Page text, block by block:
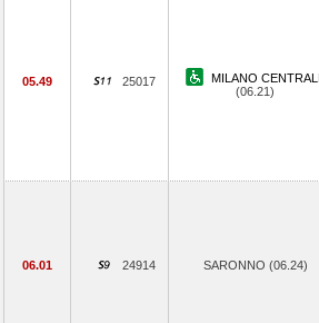
05.49 25017
MILANO
(06.21)
06.01 24914 SARONNO (06.24)